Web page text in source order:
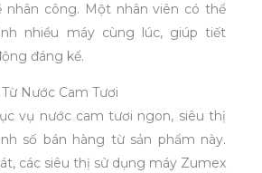
nhân công. Một nhân viên có thể
nhiều máy cùng lúc, giúp tiết
đáng kể.
Nước Cam Tươi
vụ nước cam tươi ngon, siêu thị
số bán hàng từ sản phẩm này.
các siêu thị sử dụng máy Zumex